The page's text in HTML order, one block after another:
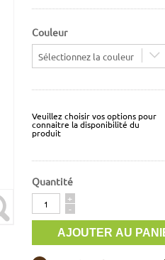
Couleur
Sélectionnez la couleur
Veuillez choisir vos options pour
connaitre la disponibilité du
produit
Quantité
Quantité
+
-